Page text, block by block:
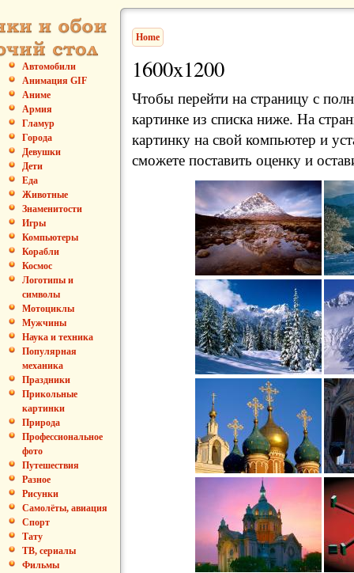
Автомобили
Анимация GIF
Аниме
Армия
Гламур
Города
Девушки
Дети
Еда
Животные
Знаменитости
Игры
Компьютеры
Корабли
Космос
Логотипы и
символы
Мотоциклы
Мужчины
Наука и техника
Популярная
механика
Праздники
Прикольные
картинки
Природа
Профессиональное
фото
Путешествия
Разное
Рисунки
Самолёты, авиация
Спорт
Тату
ТВ, сериалы
Фильмы
Home
1600x1200
Чтобы перейти на страницу с
картинке из списка ниже. На
картинку на свой компьютер и
сможете поставить оценку и